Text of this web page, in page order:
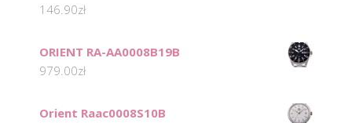
146.90zł
ORIENT RA-AA0008B19B
979.00zł
Orient Raac0008S10B